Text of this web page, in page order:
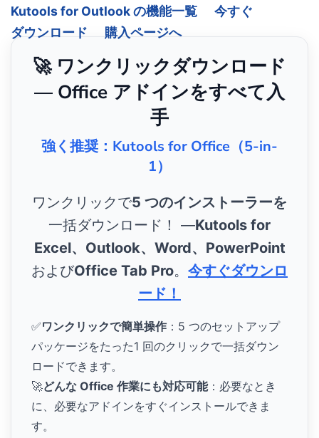
Kutools for Outlook の機能一覧
今すぐ
ダウンロード
購入ページへ
🚀 ワンクリックダウンロード
— Office アドインをすべて入
手
強く推奨：Kutools for Office（5-in-
1）
ワンクリックで5 つのインストーラーを
一括ダウンロード！ ―Kutools for
Excel、Outlook、Word、PowerPoint
およびOffice Tab Pro。 今すぐダウンロ
ード！
✅ワンクリックで簡単操作 ：5 つのセットアップ
パッケージをたった1 回のクリックで一括ダウン
ロードできます。
🚀どんな Office 作業にも対応可能：必要なとき
に、必要なアドインをすぐインストールできま
す。